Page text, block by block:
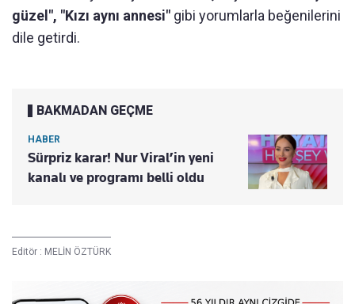
güzel", "Kızı aynı annesi" gibi yorumlarla beğenilerini
dile getirdi.
BAKMADAN GEÇME
HABER
Sürpriz karar! Nur Viral’in yeni
kanalı ve programı belli oldu
Editör : MELİN ÖZTÜRK